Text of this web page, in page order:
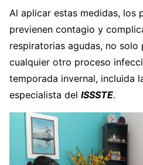
Al aplicar estas medidas, los
previenen contagio y
respiratorias agudas, no solo
cualquier otro proceso
temporada invernal, incluida
especialista del ISSSTE.